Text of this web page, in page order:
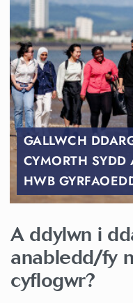
GALLWCH
CYMORTH SYDD
HWB
A ddylwn i
anabledd/fy
cyflogwr?